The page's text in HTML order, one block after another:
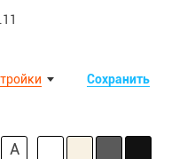
Сохранить
A